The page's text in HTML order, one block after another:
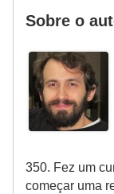
Sobre o
350. Fez um
começar uma
e
a
l
e
m
a